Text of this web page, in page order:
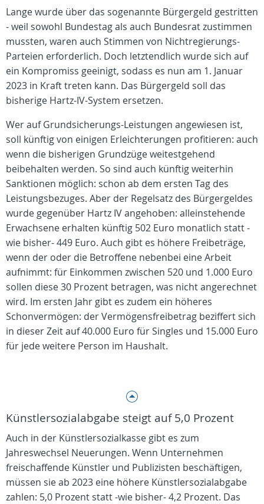
Lange wurde über das sogenannte Bürgergeld gestritten
- weil sowohl Bundestag als auch Bundesrat zustimmen
mussten, waren auch Stimmen von Nichtregierungs-
Parteien erforderlich. Doch letztendlich wurde sich auf
ein Kompromiss geeinigt, sodass es nun am 1. Januar
2023 in Kraft treten kann. Das Bürgergeld soll das
bisherige Hartz-IV-System ersetzen.
Wer auf Grundsicherungs-Leistungen angewiesen ist,
soll künftig von einigen Erleichterungen profitieren: auch
wenn die bisherigen Grundzüge weitestgehend
beibehalten werden. So sind auch künftig weiterhin
Sanktionen möglich: schon ab dem ersten Tag des
Leistungsbezuges. Aber der Regelsatz des Bürgergeldes
wurde gegenüber Hartz IV angehoben: alleinstehende
Erwachsene erhalten künftig 502 Euro monatlich statt -
wie bisher- 449 Euro. Auch gibt es höhere Freibeträge,
wenn der oder die Betroffene nebenbei eine Arbeit
aufnimmt: für Einkommen zwischen 520 und 1.000 Euro
sollen diese 30 Prozent betragen, was nicht angerechnet
wird. Im ersten Jahr gibt es zudem ein höheres
Schonvermögen: der Vermögensfreibetrag beziffert sich
in dieser Zeit auf 40.000 Euro für Singles und 15.000 Euro
für jede weitere Person im Haushalt.
Künstlersozialabgabe steigt auf 5,0 Prozent
Auch in der Künstlersozialkasse gibt es zum
Jahreswechsel Neuerungen. Wenn Unternehmen
freischaffende Künstler und Publizisten beschäftigen,
müssen sie ab 2023 eine höhere Künstlersozialabgabe
zahlen: 5,0 Prozent statt -wie bisher- 4,2 Prozent. Das